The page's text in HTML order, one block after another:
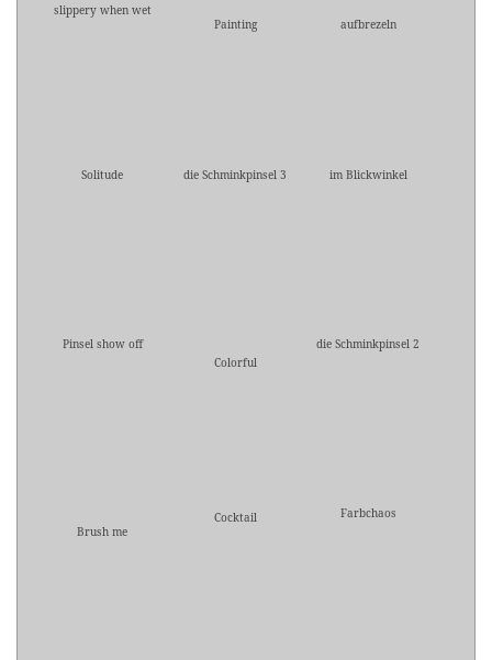
slippery when wet
Painting
aufbrezeln
Solitude die Schminkpinsel 3 im Blickwinkel
Pinsel show off
Colorful
die Schminkpinsel 2
Brush me
Cocktail Farbchaos